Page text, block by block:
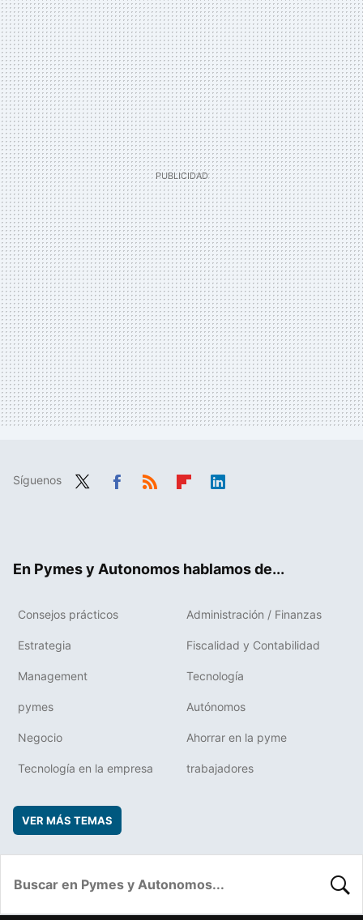
Síguenos
En Pymes y Autonomos hablamos de...
Consejos prácticos Administración / Finanzas
Estrategia Fiscalidad y Contabilidad
Management Tecnología
pymes Autónomos
Negocio Ahorrar en la pyme
Tecnología en la empresa trabajadores
VER MÁS TEMAS